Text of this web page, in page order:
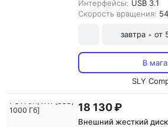
Интерфейсы: USB 3.1
Скорость вращения:
завтра • от
В
SLY
18 130 ₽
Внешний жесткий